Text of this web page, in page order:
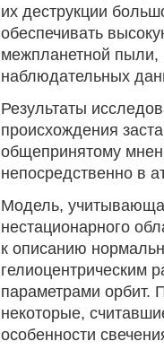
их деструкции
обеспечивать
межпланетной пыли,
наблюдательных
Результаты
происхождения
общепринятому
непосредственно в
Модель,
нестационарного
к описанию
гелиоцентрическим
параметрами орбит.
некоторые,
особенности